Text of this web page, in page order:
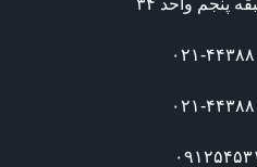
۴۴۳۸۸۰۵۲
۴۴۳۸۸۰۷۲